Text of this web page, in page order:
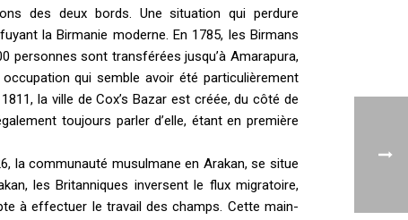
des deux bords. Une situation qui perdure
la Birmanie moderne. En 1785, les Birmans
personnes sont transférées jusqu’à Amarapura,
qui semble avoir été particulièrement
la ville de Cox’s Bazar est créée, du côté de
toujours parler d’elle, étant en première
la communauté musulmane en Arakan, se situe
les Britanniques inversent le flux migratoire,
à effectuer le travail des champs. Cette main-